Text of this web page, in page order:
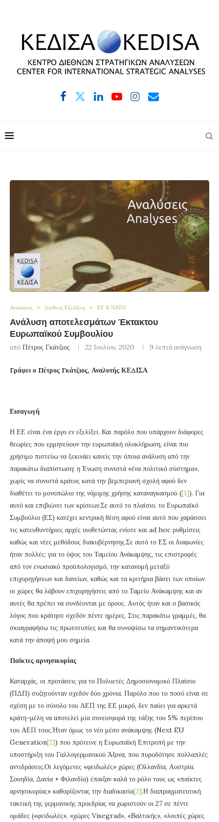
Αναλύσεις Διεθνείς Εξελίξεις ΕΕ & ΝΑΤΟ
Ανάλυση αποτελεσμάτων Έκτακτου
Ευρωπαϊκού Συμβουλίου
από Πέτρος Γκάτζιος 22 Ιουλίου, 2020 9 λεπτά ανάγνωση
Γράφει ο Πέτρος Γκάτζιος, Αναλυτής ΚΕΔΙΣΑ
Εισαγωγή
Η ΕΕ είναι ένα έργο εν εξελίξει. Και παρόλο που υπάρχουν διάφορες
θεωρίες που ερμηνεύουν την ευρωπαϊκή ολοκλήρωση, είναι πιο
χρήσιμο πιστεύω να ξεκινάει κανείς την όποια ανάλυση από την
παρακάτω διαπίστωση: η Ένωση συνιστά «ένα πολιτικό σύστημα»,
χωρίς να συνιστά κράτος κατά την βεμπεριανή σχολή αφού δεν
διαθέτει το μονοπώλιο της νόμιμης χρήσης καταναγκασμού ([1]). Για
αυτό και επιβιώνει των κρίσεων.Σε αυτό το πλαίσιο, το Ευρωπαϊκό
Συμβούλιο (ΕΣ) κατέχει κεντρική θέση αφού είναι αυτό που χαράσσει
τις κατευθυντήριες αρχές υιοθετώντας ενίοτε και ad hoc ρυθμίσεις
καθώς και νέες μεθόδους διακυβέρνησης.Σε αυτό το ΕΣ οι διαφωνίες
ήταν πολλές: για το ύψος του Ταμείου Ανάκαμψης, τις επιστροφές
από τον ενωσιακό προϋπολογισμό, την κατανομή μεταξύ
επιχορηγήσεων και δανείων, καθώς και τα κριτήρια βάσει των οποίων
οι χώρες θα λάβουν επιχορηγήσεις από το Ταμείο Ανάκαμψης και αν
αυτές θα πρέπει να συνδέονται με όρους. Αυτός ήταν και ο βασικός
λόγος που κράτησε σχεδόν πέντε ημέρες. Στις παρακάτω γραμμές, θα
σκιαγραφήσω τις πρωτοτυπίες και θα συνοψίσω τα σημαντικότερα
κατά την άποψή μου σημεία.
Παίκτες αρνησικυρίας
Καταρχάς, οι προτάσεις για το Πολυετές Δημοσιονομικό Πλαίσιο
(ΠΔΠ) συζητούνταν σχεδόν δύο χρόνια. Παρόλο που το ποσό είναι σε
σχέση με το σύνολο του ΑΕΠ της ΕΕ μικρό, δεν παύει για αρκετά
κράτη-μέλη να αποτελεί μία συνεισφορά της τάξης του 5% περίπου
του ΑΕΠ τους.Ήταν όμως το νέο μέσο ανάκαμψης (Next EU
Generation[2]) που πρότεινε η Ευρωπαϊκή Επιτροπή με την
υποστήριξη του Γαλλογερμανικού Άξονα, που πυροδότησε πολλαπλές
αντιδράσεις.Οι λεγόμενες «φειδωλές» χώρες (Ολλανδία, Αυστρία,
Σουηδία, Δανία + Φιλανδία) έπαιξαν καλά το ρόλο τους ως «παίκτες
αρνησικυρίας» καθορίζοντας την διαδικασία[3].Η διαπραγματευτική
τακτική της γερμανικής προεδρίας να χωριστούν οι 27 σε πέντε
ομάδες («φειδωλές», «χώρες Visegrad», «Βαλτικής», «λοιπές χώρες